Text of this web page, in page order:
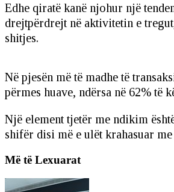
Edhe qiratë kanë njohur një
drejtpërdrejt në aktivitetin e
shitjes.
Në pjesën më të madhe të
përmes huave, ndërsa në 62% të
Një element tjetër me ndikim
shifër disi më e ulët krahasuar
Më të Lexuarat